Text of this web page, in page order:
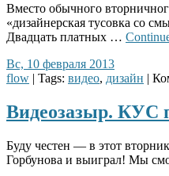
Вместо обычного
«дизайнерская тусовка со
Двадцать платных …
Вс, 10 февраля 2013
flow | Tags: видео, дизайн |
Видеозазыр. КУС
Буду честен — в этот
Горбунова и выиграл! Мы